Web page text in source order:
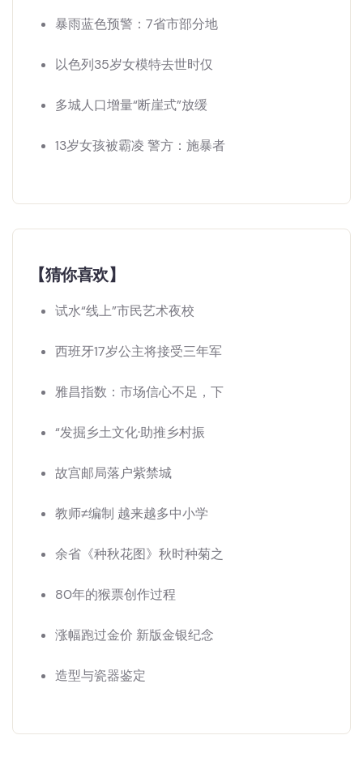
暴雨蓝色预警：7省市部分地
以色列35岁女模特去世时仅
多城人口增量“断崖式”放缓
13岁女孩被霸凌 警方：施暴者
【猜你喜欢】
试水“线上”市民艺术夜校
西班牙17岁公主将接受三年军
雅昌指数：市场信心不足，下
“发掘乡土文化·助推乡村振
故宫邮局落户紫禁城
教师≠编制 越来越多中小学
余省《种秋花图》秋时种菊之
80年的猴票创作过程
涨幅跑过金价 新版金银纪念
造型与瓷器鉴定